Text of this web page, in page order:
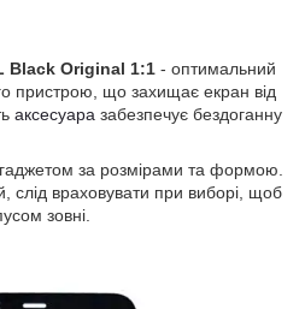
Black Original 1:1 - оптимальний
пристрою, що захищає екран від
аксесуара забезпечує бездоганну
за розмірами та формою.
слід враховувати при виборі, щоб
зовні.